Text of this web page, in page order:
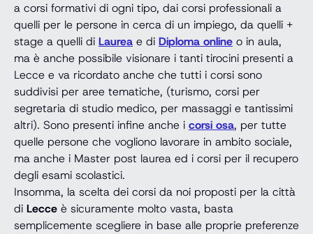
a corsi formativi di ogni tipo, dai corsi professionali a
quelli per le persone in cerca di un impiego, da quelli +
stage a quelli di Laurea e di Diploma online o in aula,
ma è anche possibile visionare i tanti tirocini presenti a
Lecce e va ricordato anche che tutti i corsi sono
suddivisi per aree tematiche, (turismo, corsi per
segretaria di studio medico, per massaggi e tantissimi
altri). Sono presenti infine anche i corsi osa, per tutte
quelle persone che vogliono lavorare in ambito sociale,
ma anche i Master post laurea ed i corsi per il recupero
degli esami scolastici.
Insomma, la scelta dei corsi da noi proposti per la città
di Lecce è sicuramente molto vasta, basta
semplicemente scegliere in base alle proprie preferenze